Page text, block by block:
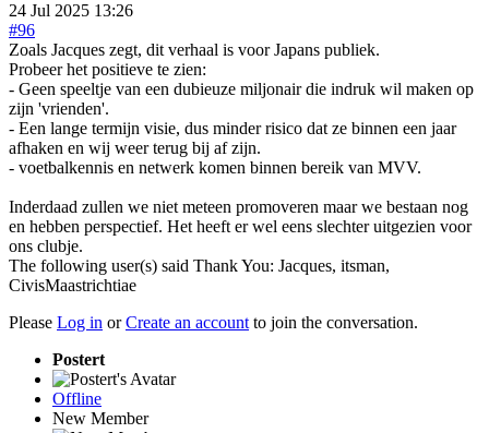
24 Jul 2025 13:26
#96
Zoals Jacques zegt, dit verhaal is voor Japans publiek.
Probeer het positieve te zien:
- Geen speeltje van een dubieuze miljonair die indruk wil maken op
zijn 'vrienden'.
- Een lange termijn visie, dus minder risico dat ze binnen een jaar
afhaken en wij weer terug bij af zijn.
- voetbalkennis en netwerk komen binnen bereik van MVV.
Inderdaad zullen we niet meteen promoveren maar we bestaan nog
en hebben perspectief. Het heeft er wel eens slechter uitgezien voor
ons clubje.
The following user(s) said Thank You: Jacques, itsman,
CivisMaastrichtiae
Please Log in orCreate an account to join the conversation.
Postert
Offline
New Member